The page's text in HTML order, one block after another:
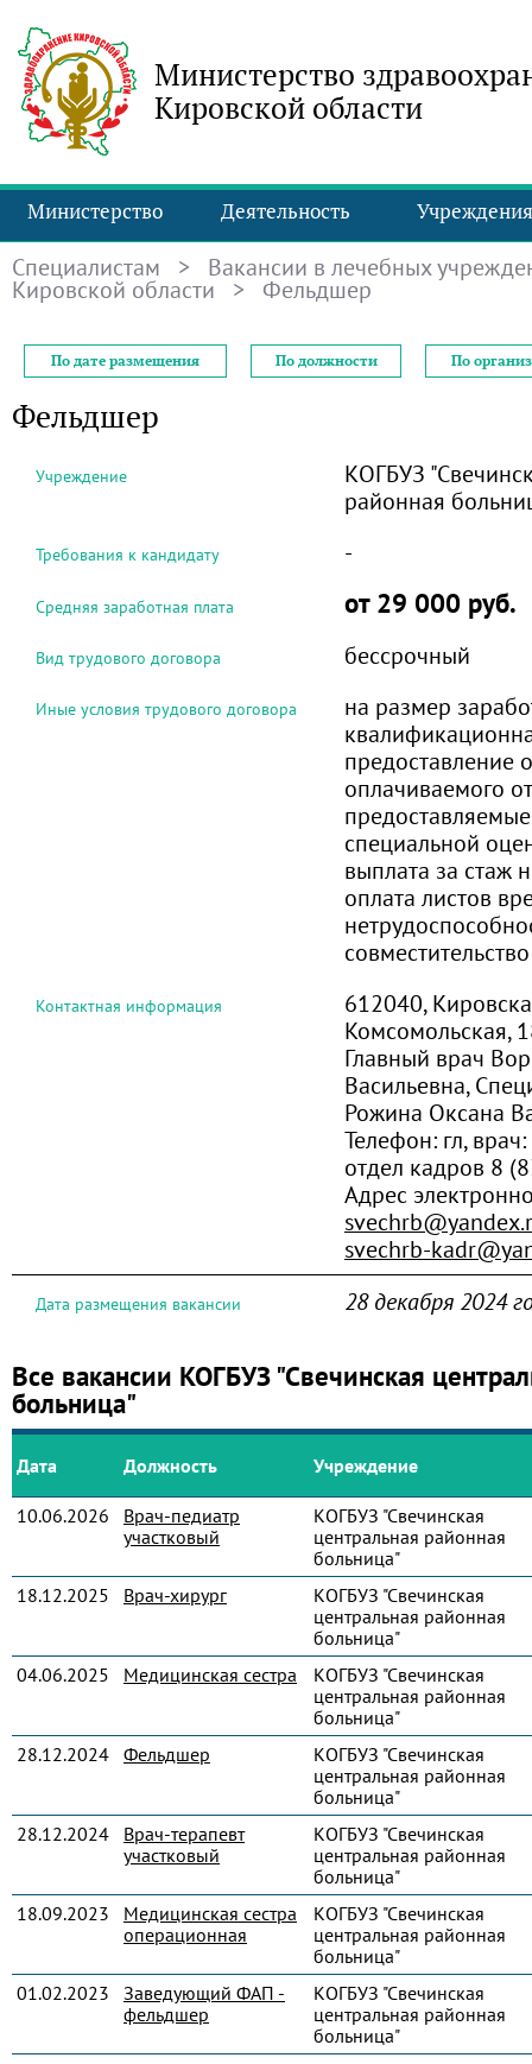
Министерство
Кировской области
Министерство Деятельность Учреждения
Специалистам > Вакансии в лечебных
Кировской области > Фельдшер
По дате размещения По должности По
Фельдшер
Учреждение
КОГБУЗ
районная
Требования к кандидату -
Средняя заработная плата от 29 000 руб.
Вид трудового договора бессрочный
Иные условия трудового договора
на размер
предоставление
оплачиваемого
специальной
выплата за стаж
оплата листов
совместительство
Контактная информация
612040,
Комсомольская,
Главный врач
Васильевна,
Рожина Оксана
Телефон: гл,
отдел кадров 8
Адрес
svechrb-
Дата размещения вакансии 28 декабря 2024
Все вакансии КОГБУЗ "Свечинская
больница"
Дата Должность Учреждение
10.06.2026
Врач-педиатр
участковый
КОГБУЗ "Свечинская
центральная районная
больница"
18.12.2025
Врач-хирург
КОГБУЗ "Свечинская
центральная районная
больница"
04.06.2025
Медицинская сестра
КОГБУЗ "Свечинская
центральная районная
больница"
28.12.2024 Фельдшер
КОГБУЗ "Свечинская
центральная районная
больница"
28.12.2024
Врач-терапевт
участковый
КОГБУЗ "Свечинская
центральная районная
больница"
18.09.2023
Медицинская сестра
операционная
КОГБУЗ "Свечинская
центральная районная
больница"
01.02.2023
Заведующий ФАП -
фельдшер
КОГБУЗ "Свечинская
центральная районная
больница"